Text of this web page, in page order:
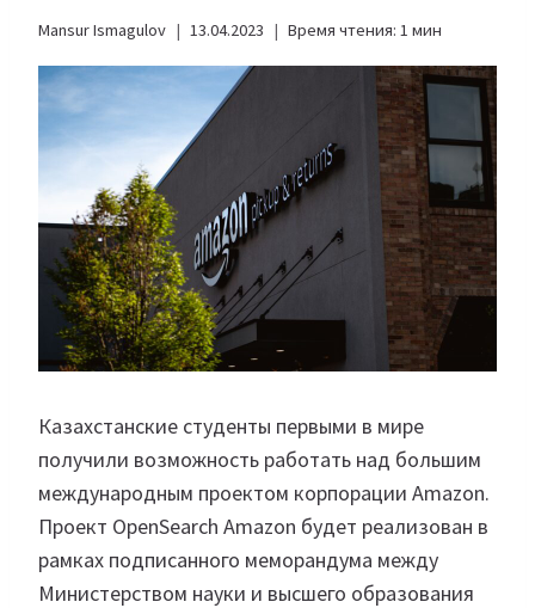
Mansur Ismagulov 13.04.2023 Время чтения: 1 мин
Казахстанские студенты первыми в мире
получили возможность работать над большим
международным проектом корпорации Amazon.
Проект OpenSearch Amazon будет реализован в
рамках подписанного меморандума между
Министерством науки и высшего образования